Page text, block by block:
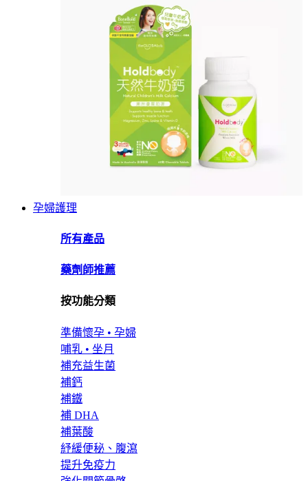
孕婦護理
所有產品
藥劑師推薦
按功能分類
準備懷孕 • 孕婦
哺乳 • 坐月
補充益生菌
補鈣
補鐵
補 DHA
補葉酸
紓緩便秘、腹瀉
提升免疫力